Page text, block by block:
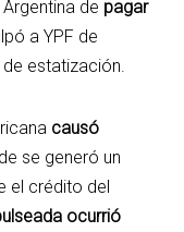
de pagar
a YPF de
estatización.
causó
se generó un
el crédito del
ocurrió